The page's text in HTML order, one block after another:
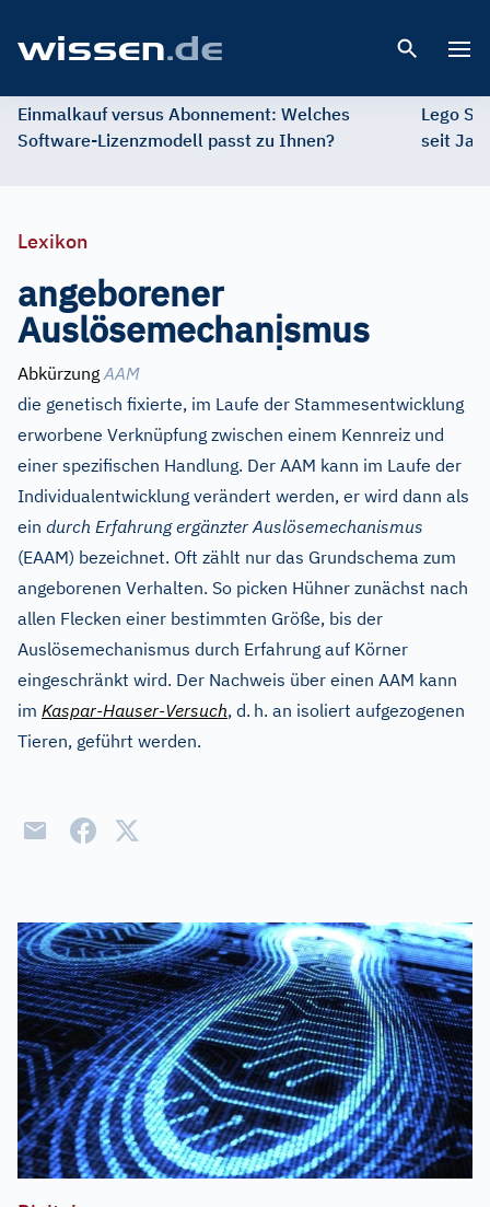
Einmalkauf versus Abonnement: Welches
Software-Lizenzmodell passt zu Ihnen?
Lego
seit
Lexikon
angeborener
Auslösemechanịsmus
Abkürzung AAM
die genetisch fixierte, im Laufe der Stammesentwicklung
erworbene Verknüpfung zwischen einem Kennreiz und
einer spezifischen Handlung. Der AAM kann im Laufe der
Individualentwicklung verändert werden, er wird dann als
ein durch Erfahrung ergänzter Auslösemechanismus
(EAAM) bezeichnet. Oft zählt nur das Grundschema zum
angeborenen Verhalten. So picken Hühner zunächst nach
allen Flecken einer bestimmten Größe, bis der
Auslösemechanismus durch Erfahrung auf Körner
eingeschränkt wird. Der Nachweis über einen AAM kann
im Kaspar-Hauser-Versuch, d. h. an isoliert aufgezogenen
Tieren, geführt werden.